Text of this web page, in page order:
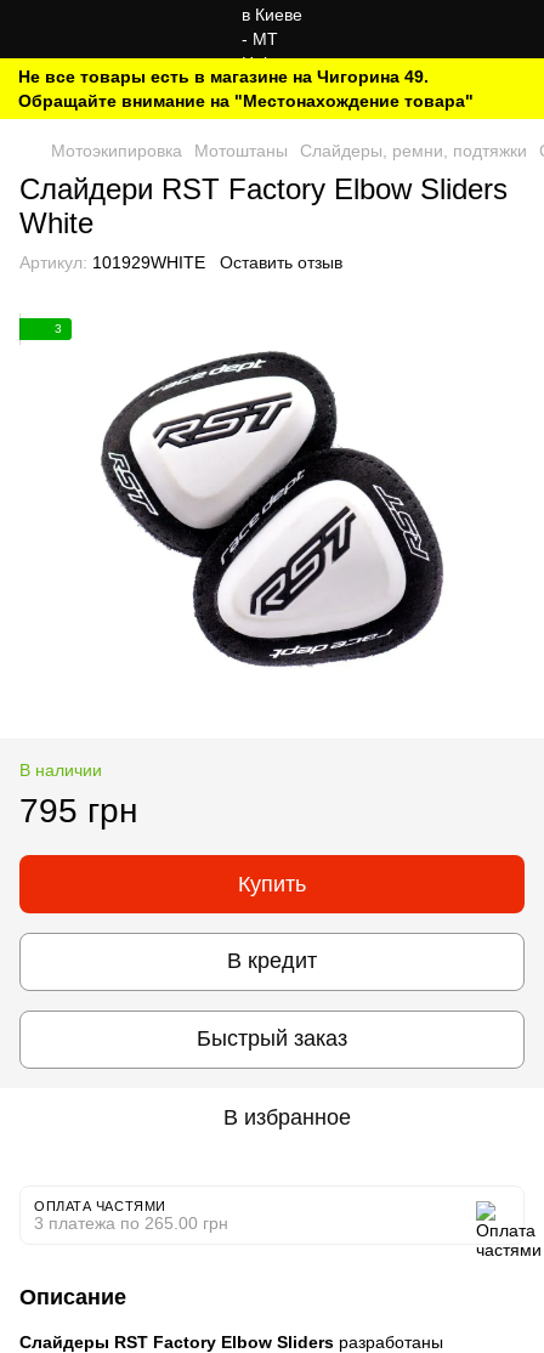
Не все товары есть в магазине на Чигорина 49.
Обращайте внимание на "Местонахождение товара"
Мотоэкипировка Мотоштаны Слайдеры, ремни, подтяжки
Слайдери RST Factory Elbow Sliders
White
Артикул: 101929WHITE Оставить отзыв
3
В наличии
795 грн
Купить
В кредит
Быстрый заказ
В избранное
ОПЛАТА ЧАСТЯМИ
3 платежа по 265.00 грн
Описание
Слайдеры RST Factory Elbow Sliders разработаны